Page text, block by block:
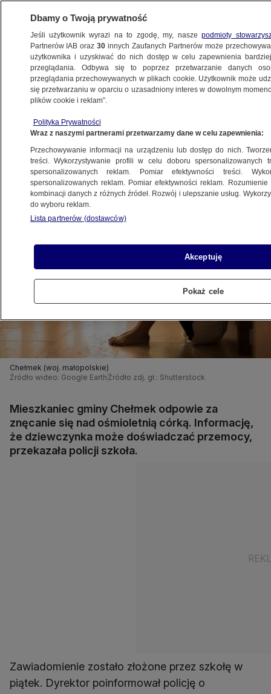
KRAKÓW
nad uczennicą
25.02.2025, 11:34
Udostępnij
Chełmek (woj. małopolskie)
Źródło wideo: Google Earth Źródło zdj. gł.: Shutterstock
Mieszkaniec gminy Chełmek odpowie za
znęcanie się nad ośmioletnią córką. Informację,
że dziewczynka może doświadczać przemocy,
przekazała policji szkoła.
Zawiadomienie zostało złożone przez szkołę w
piątek. Dyrektor poinformował policję o
Dbamy o Twoją prywatność
Jeśli użytkownik wyrazi na to zgodę, my, naszepodmioty
Partnerów IAB oraz30 innych Zaufanych Partnerów może
użytkownika i uzyskiwać do nich dostęp w celu zapewnienia
przeglądania. Odbywa się to poprzez przetwarzanie danych
przeglądania przechowywanych w plikach cookie. Użytkownik może
się przetwarzaniu w oparciu o uzasadniony interes w dowolnym
plików cookie i reklam”.
Polityka Prywatności
Wraz z naszymi partnerami przetwarzamy dane w celu zapewnienia:
Przechowywanie informacji na urządzeniu lub dostęp do nich.
treści. Wykorzystywanie profili w celu doboru spersonalizowanych
spersonalizowanych reklam. Pomiar efektywności treści.
spersonalizowanych reklam. Pomiar efektywności reklam.
kombinacji danych z różnych źródeł. Rozwój i ulepszanie usług.
do wyboru reklam.
Lista partnerów (dostawców)
Akceptuję
Pokaż cele